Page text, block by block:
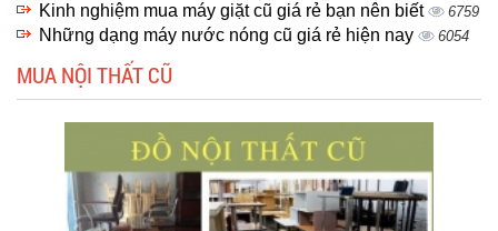
Kinh nghiệm mua máy giặt cũ giá rẻ bạn nên biết 6759
Những dạng máy nước nóng cũ giá rẻ hiện nay 6054
MUA NỘI THẤT CŨ